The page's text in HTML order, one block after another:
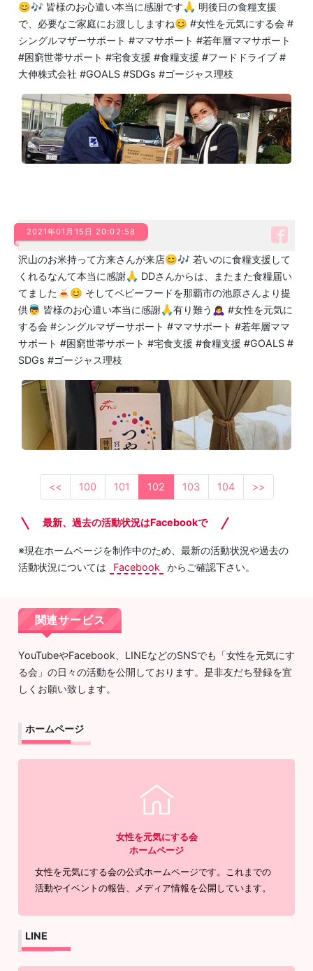
😊🎶 皆様のお心遣い本当に感謝です🙏 明後日の食糧支援
で、必要なご家庭にお渡ししますね😊 #女性を元気にする会 #
シングルマザーサポート #ママサポート #若年層ママサポート
#困窮世帯サポート #宅食支援 #食糧支援 #フードドライブ #
大伸株式会社 #GOALS #SDGs #ゴージャス理枝
2021年01月15日 20:02:58
沢山のお米持って方来さんが来店😊🎶 若いのに食糧支援して
くれるなんて本当に感謝🙏 DDさんからは、またまた食糧届い
てました🍝😊 そしてベビーフードを那覇市の池原さんより提
供👼 皆様のお心遣い本当に感謝🙏有り難う🙇‍♀️ #女性を元気に
する会 #シングルマザーサポート #ママサポート #若年層ママ
サポート #困窮世帯サポート #宅食支援 #食糧支援 #GOALS #
SDGs #ゴージャス理枝
<< 100 101 102 103 104 >>
最新、過去の活動状況はFacebookで
※現在ホームページを制作中のため、最新の活動状況や過去の
活動状況については
Facebook からご確認下さい。
関連サービス
YouTubeやFacebook、LINEなどのSNSでも「女性を元気にす
る会」の日々の活動を公開しております。是非友だち登録を宜
しくお願い致します。
ホームページ
女性を元気にする会
ホームページ
女性を元気にする会の公式ホームページです。これまでの
活動やイベントの報告、メディア情報を公開しています。
LINE